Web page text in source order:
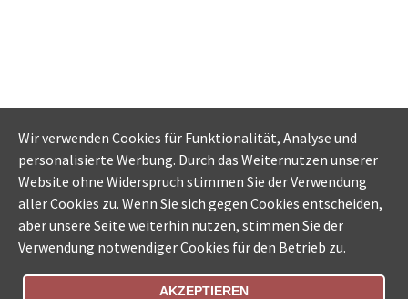
Wir verwenden Cookies für Funktionalität, Analyse und
personalisierte Werbung. Durch das Weiternutzen unserer
Website ohne Widerspruch stimmen Sie der Verwendung
aller Cookies zu. Wenn Sie sich gegen Cookies entscheiden,
aber unsere Seite weiterhin nutzen, stimmen Sie der
Verwendung notwendiger Cookies für den Betrieb zu.
AKZEPTIEREN